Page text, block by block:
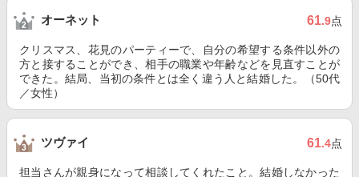
オーネット 61.9点
クリスマス、花見のパーティーで、自分の希望する条件以外の
方と接することができ、相手の職業や年齢などを見直すことが
できた。結局、当初の条件とは全く違う人と結婚した。（50代
／女性）
ツヴァイ 61.4点
担当さんが親身になって相談してくれたこと。結婚しなかった